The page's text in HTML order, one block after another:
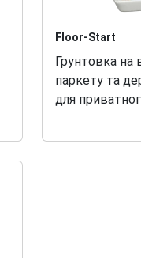
Floor-Start
Грунтовка на
паркету та
для